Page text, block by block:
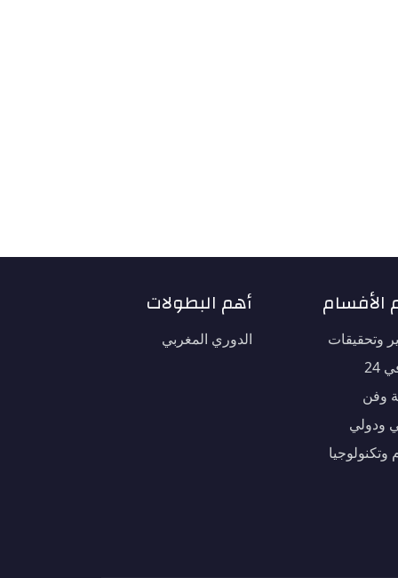
الأفسام
وتحقيقات
وفن
ودولي
وتكنولوجيا
أهم البطولات
الدوري المغربي